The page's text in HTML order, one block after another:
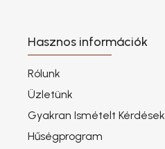
Hasznos információk
Rólunk
Üzletünk
Gyakran Ismételt Kérdések
Hűségprogram